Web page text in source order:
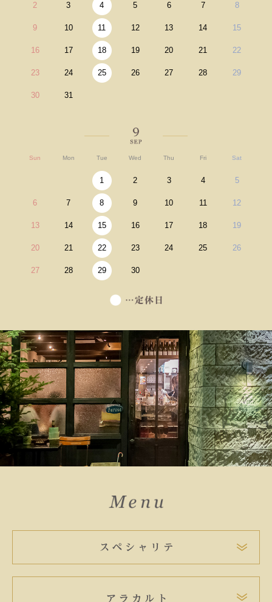
2 3 4 5 6 7 8
9 10 11 12 13 14 15
16 17 18 19 20 21 22
23 24 25 26 27 28 29
30 31
Sun Mon Tue Wed Thu Fri Sat
1 2 3 4 5
6 7 8 9 10 11 12
13 14 15 16 17 18 19
20 21 22 23 24 25 26
27 28 29 30